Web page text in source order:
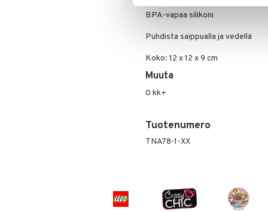
BPA-vapaa silikoni
Puhdista saippualla ja vedellä
Koko: 12 x 12 x 9 cm
Muuta
0 kk+
Tuotenumero
TNA78-1-XX